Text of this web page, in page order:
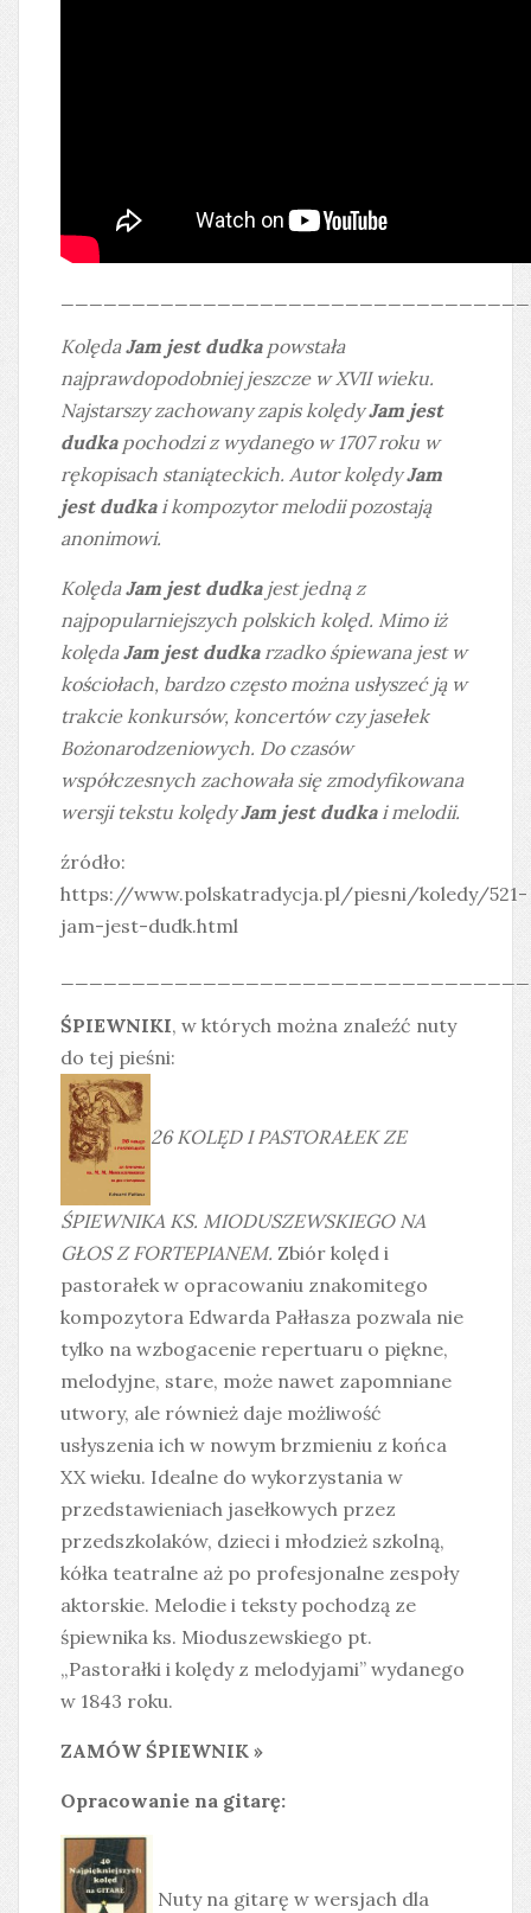
KolędaJam jest dudkapowstała
najprawdopodobniej jeszcze w XVII wieku.
Najstarszy zachowany zapis kolędyJam jest
dudkapochodzi z wydanego w 1707 roku w
rękopisach staniąteckich. Autor kolędyJam
jest dudkai kompozytor melodii pozostają
anonimowi.
KolędaJam jest dudkajest jedną z
najpopularniejszych polskich kolęd. Mimo iż
kolędaJam jest dudkarzadko śpiewana jest w
kościołach, bardzo często można usłyszeć ją w
trakcie konkursów, koncertów czy jasełek
Bożonarodzeniowych. Do czasów
współczesnych zachowała się zmodyfikowana
wersji tekstu kolędyJam jest dudkai melodii.
źródło:
https://www.polskatradycja.pl/piesni/koledy/521-
jam-jest-dudk.html
ŚPIEWNIKI, w których można znaleźć nuty
do tej pieśni:
26 KOLĘD I PASTORAŁEK ZE
ŚPIEWNIKA KS. MIODUSZEWSKIEGO NA
GŁOS Z FORTEPIANEM. Zbiór kolęd i
pastorałek w opracowaniu znakomitego
kompozytora Edwarda Pałłasza pozwala nie
tylko na wzbogacenie repertuaru o piękne,
melodyjne, stare, może nawet zapomniane
utwory, ale również daje możliwość
usłyszenia ich w nowym brzmieniu z końca
XX wieku. Idealne do wykorzystania w
przedstawieniach jasełkowych przez
przedszkolaków, dzieci i młodzież szkolną,
kółka teatralne aż po profesjonalne zespoły
aktorskie. Melodie i teksty pochodzą ze
śpiewnika ks. Mioduszewskiego pt.
„Pastorałki i kolędy z melodyjami” wydanego
w 1843 roku.
ZAMÓW ŚPIEWNIK »
Opracowanie na gitarę:
Nuty na gitarę w wersjach dla